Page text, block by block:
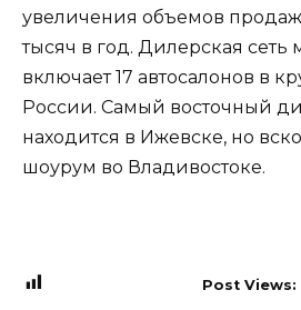
увеличения объемов
тысяч в год. Дилерская сеть
включает 17 автосалонов в
России. Самый восточный
находится в Ижевске, но
шоурум во Владивостоке.
Post Views: